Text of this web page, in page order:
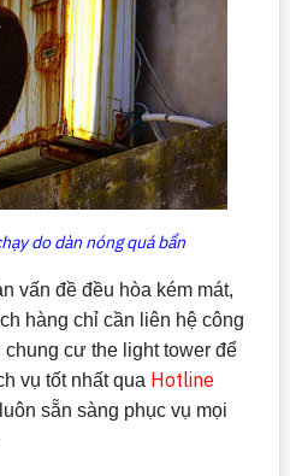
do dàn nóng quá bẩn
vấn đề đều hòa kém mát,
hàng chỉ cần liên hệ công
cư the light tower để
vụ tốt nhất qua Hotline
sẵn sàng phục vụ mọi